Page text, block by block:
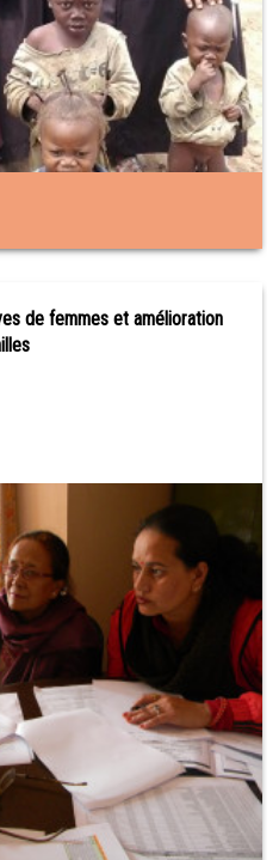
de femmes et amélioration